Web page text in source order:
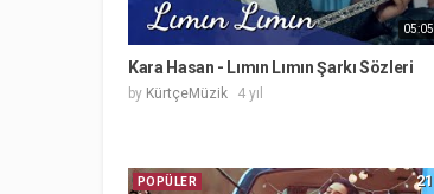
05:05
Kara Hasan - Lımın Lımın Şarkı Sözleri
by KürtçeMüzik 4 yıl
21
POPÜLER